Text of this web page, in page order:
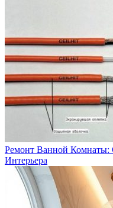
Ремонт Ванной Комнаты:
Интерьера